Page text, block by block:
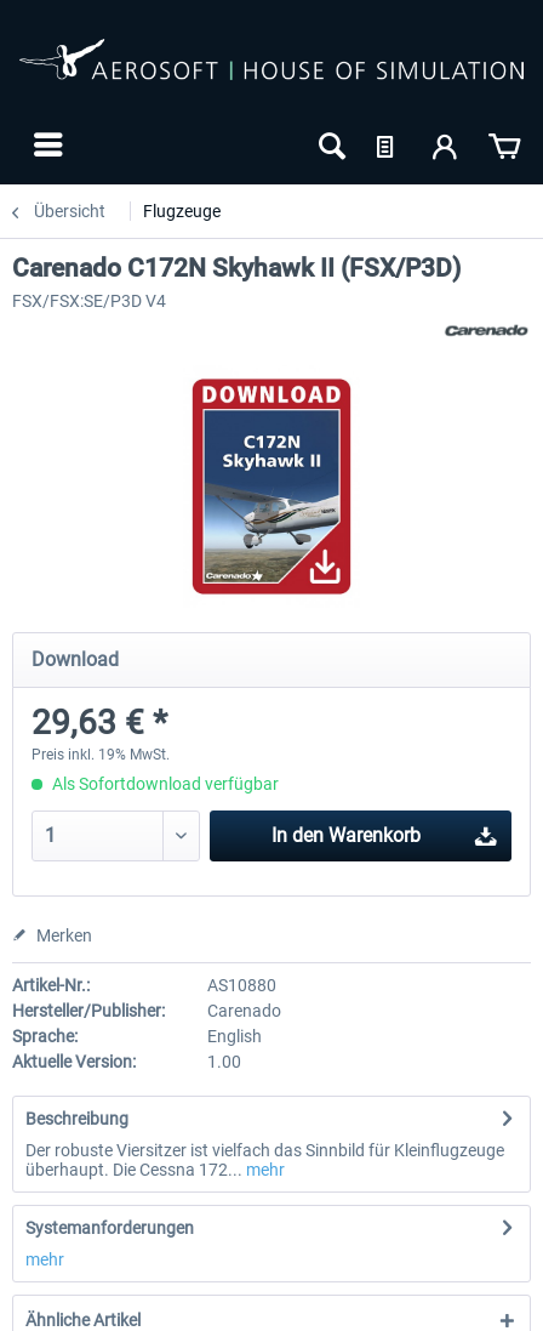
Übersicht Flugzeuge
Airbus Bundle
52,33 € *
iFly Jets - The 737NG for
Carenado C172N Skyhawk II (FSX/P3D)
FSX/FSX:SE/P3D V4
Download
29,63 € *
Preis inkl. 19% MwSt.
Als Sofortdownload verfügbar
In den Warenkorb
Merken
Artikel-Nr.:
AS10880
Hersteller/Publisher:
Carenado
Sprache:
English
Aktuelle Version:
1.00
Beschreibung
Der robuste Viersitzer ist vielfach das Sinnbild für Kleinflugzeuge
überhaupt. Die Cessna 172... mehr
Systemanforderungen
mehr
Ähnliche Artikel